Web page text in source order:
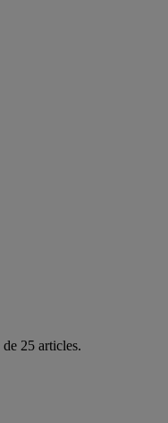
25 articles.